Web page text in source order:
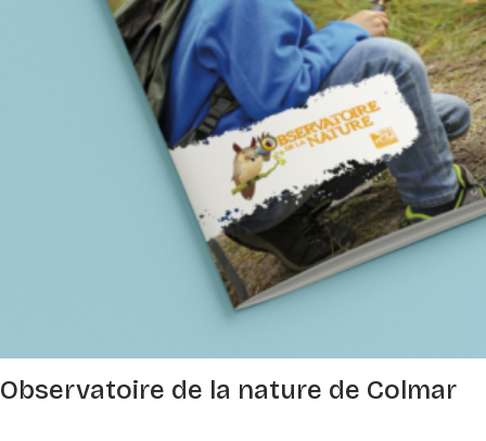
Observatoire de la nature de Colmar